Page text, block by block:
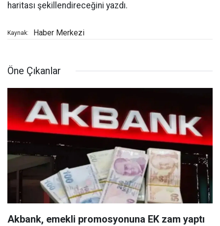
haritası şekillendireceğini yazdı.
Kaynak: Haber Merkezi
Öne Çıkanlar
Akbank, emekli promosyonuna EK zam yaptı